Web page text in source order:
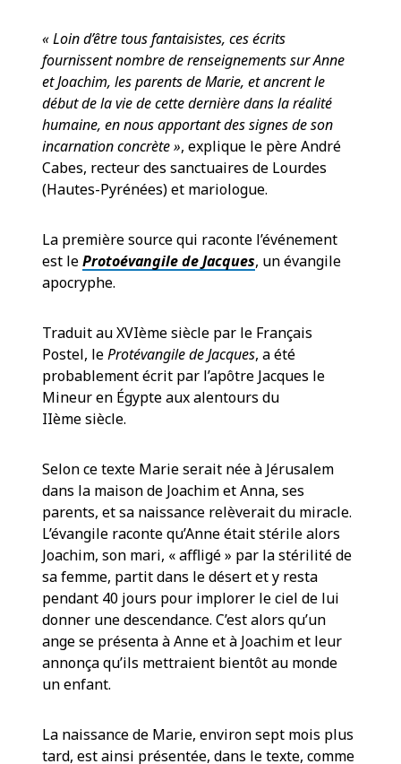
« Loin d’être tous fantaisistes, ces écrits
fournissent nombre de renseignements sur Anne
et Joachim, les parents de Marie, et ancrent le
début de la vie de cette dernière dans la réalité
humaine, en nous apportant des signes de son
incarnation concrète », explique le père André
Cabes, recteur des sanctuaires de Lourdes
(Hautes-Pyrénées) et mariologue.
La première source qui raconte l’événement
est leProtoévangile de Jacques, un évangile
apocryphe.
Traduit au XVIème siècle par le Français
Postel, leProtévangile de Jacques, a été
probablement écrit par l’apôtre Jacques le
Mineur en Égypte aux alentours du
IIème siècle.
Selon ce texte Marie serait née à Jérusalem
dans la maison de Joachim et Anna, ses
parents, et sa naissance relèverait du miracle.
L’évangile raconte qu’Anne était stérile alors
Joachim, son mari, « affligé » par la stérilité de
sa femme, partit dans le désert et y resta
pendant 40 jours pour implorer le ciel de lui
donner une descendance. C’est alors qu’un
ange se présenta à Anne et à Joachim et leur
annonça qu’ils mettraient bientôt au monde
un enfant.
La naissance de Marie, environ sept mois plus
tard, est ainsi présentée, dans le texte, comme